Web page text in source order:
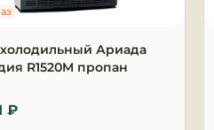
Ариада
R1520M пропан
₽